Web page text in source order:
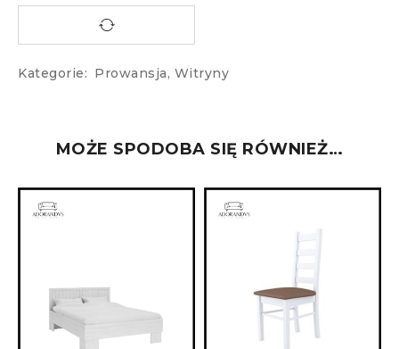
Kategorie: Prowansja, Witryny
MOŻE SPODOBA SIĘ RÓWNIEŻ…